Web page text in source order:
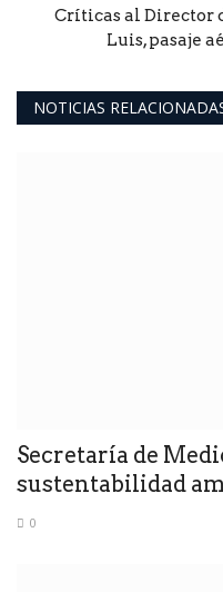
Críticas al Director
Luis, pasaje
NOTICIAS
Secretaría de
sustentabilidad
0